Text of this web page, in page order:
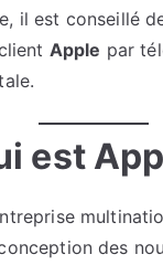
il est conseillé
Apple par
est
des